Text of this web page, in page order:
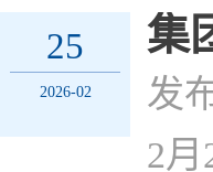
25
2026-02
集
发
2